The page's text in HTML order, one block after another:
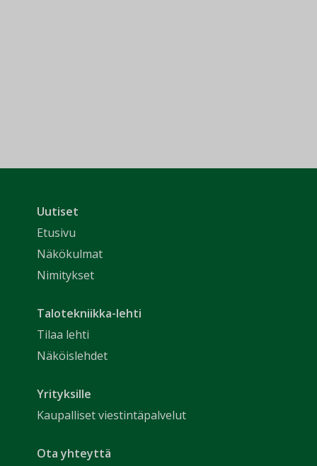
Uutiset
Etusivu
Näkökulmat
Nimitykset
Talotekniikka-lehti
Tilaa lehti
Näköislehdet
Yrityksille
Kaupalliset viestintäpalvelut
Ota yhteyttä